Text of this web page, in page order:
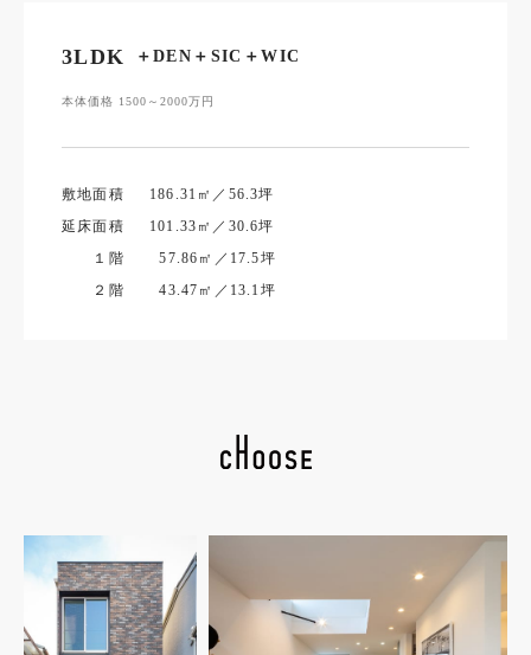
3LDK ＋DEN＋SIC＋WIC
本体価格 1500～2000万円
敷地面積
186.31㎡／56.3坪
延床面積
101.33㎡／30.6坪
１階
57.86㎡／17.5坪
２階
43.47㎡／13.1坪